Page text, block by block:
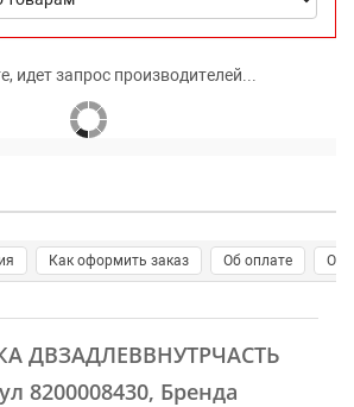
идет запрос производителей...
Как оформить заказ Об оплате О
ДВЗАДЛЕВВНУТРЧАСТЬ
8200008430, Бренда